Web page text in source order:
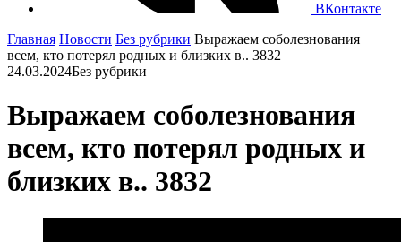
ВКонтакте
Главная Новости Без рубрики Выражаем соболезнования
всем, кто потерял родных и близких в.. 3832
24.03.2024Без рубрики
Выражаем соболезнования
всем, кто потерял родных и
близких в.. 3832